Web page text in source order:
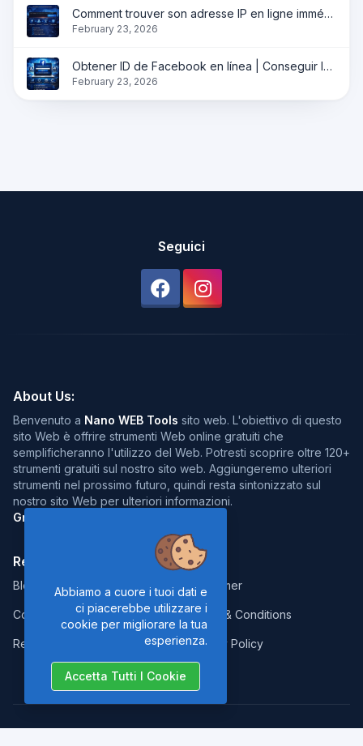
Comment trouver son adresse IP en ligne immédiatement ?
February 23, 2026
Obtener ID de Facebook en línea | Conseguir ID de perfil, página y grupo instantáneamente
February 23, 2026
Seguici
About Us:
Benvenuto a Nano WEB Tools sito web. L'obiettivo di questo
sito Web è offrire strumenti Web online gratuiti che
semplificheranno l'utilizzo del Web. Potresti scoprire oltre 120+
strumenti gratuiti sul nostro sito web. Aggiungeremo ulteriori
strumenti nel prossimo futuro, quindi resta sintonizzato sul
nostro sito Web per ulteriori informazioni.
Grazie della visita :)
Resources:
Blog
Contact
Report Error
Legal:
Disclaimer
Terms & Conditions
Privacy Policy
Abbiamo a cuore i tuoi dati e
ci piacerebbe utilizzare i
cookie per migliorare la tua
esperienza.
Accetta Tutti I Cookie